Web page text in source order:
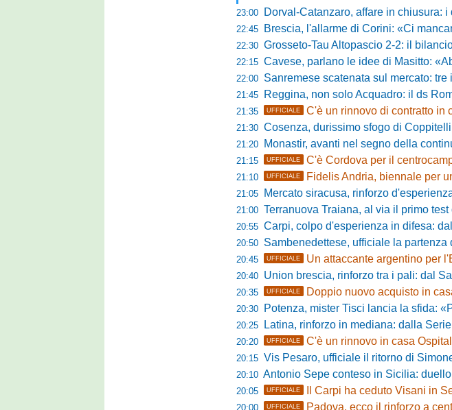
23:00 Dorval-Catanzaro, affare in chiusura: i dettagli
22:45 Brescia, l'allarme di Corini: «Ci mancano sette
22:30 Grosseto-Tau Altopascio 2-2: il bilancio dell'allenamento
22:15 Cavese, parlano le idee di Masitto: «Abbiamo una rosa al top, il
22:00 Sanremese scatenata sul mercato: tre innesti di
21:45 Reggina, non solo Acquadro: il ds Romairone punta
21:35 UFFICIALE C'è un rinnovo di contratto in
21:30 Cosenza, durissimo sfogo di Coppitelli: «Non siamo ancora
21:20 Monastir, avanti nel segno della continuità: Angheleddu
21:15 UFFICIALE C'è Cordova per il
21:10 UFFICIALE Fidelis Andria, biennale per
21:05 Mercato siracusa, rinforzo d'esperienza nel
21:00 Terranuova Traiana, al via il primo test di rilievo: sfida
20:55 Carpi, colpo d'esperienza in difesa: dal Cittadella
20:50 Sambenedettese, ufficiale la partenza di
20:45 UFFICIALE Un attaccante argentino per
20:40 Union brescia, rinforzo tra i pali: dal Sassuolo
20:35 UFFICIALE Doppio nuovo acquisto in
20:30 Potenza, mister Tisci lancia la sfida: «Possiamo fare qualcosa di
20:25 Latina, rinforzo in mediana: dalla
20:20 UFFICIALE C'è un rinnovo in casa
20:15 Vis Pesaro, ufficiale il ritorno di Simone Ascione:
20:10 Antonio Sepe conteso in Sicilia: duello di
20:05 UFFICIALE Il Carpi ha ceduto Visani in
20:00 UFFICIALE Padova, ecco il rinforzo a